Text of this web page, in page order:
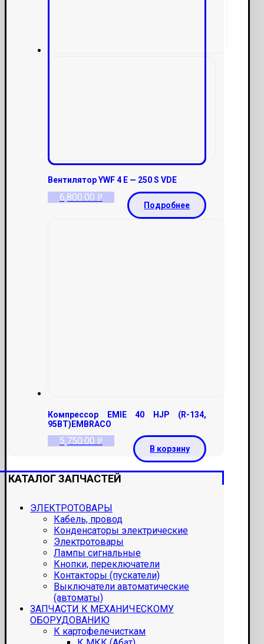
Вентилятор YWF 4 E — 250 S VDE
6,800.00 Р
Подробнее
Компрессор EMIE 40 HJP (R-134,
95ВТ)EMBRACO
5,750.00 Р
В корзину
КАТАЛОГ ЗАПЧАСТЕЙ
ЭЛЕКТРОТОВАРЫ
Кабель, провод
Конденсаторы электрические
Электротовары
Лампы сигнальные
Кнопки, переключатели
Контакторы (пускатели)
Выключатели автоматические
(автоматы)
ЗАПЧАСТИ К МЕХАНИЧЕСКОМУ
ОБОРУДОВАНИЮ
К картофелечисткам